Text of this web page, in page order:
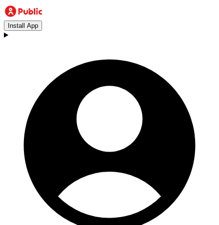
Install App